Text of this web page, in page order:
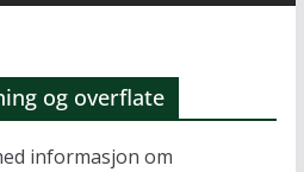
og overflate
informasjon om